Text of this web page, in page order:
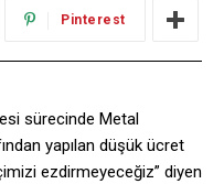
Pinterest
sürecinde Metal
yapılan düşük ücret
ezdirmeyeceğiz” diyen